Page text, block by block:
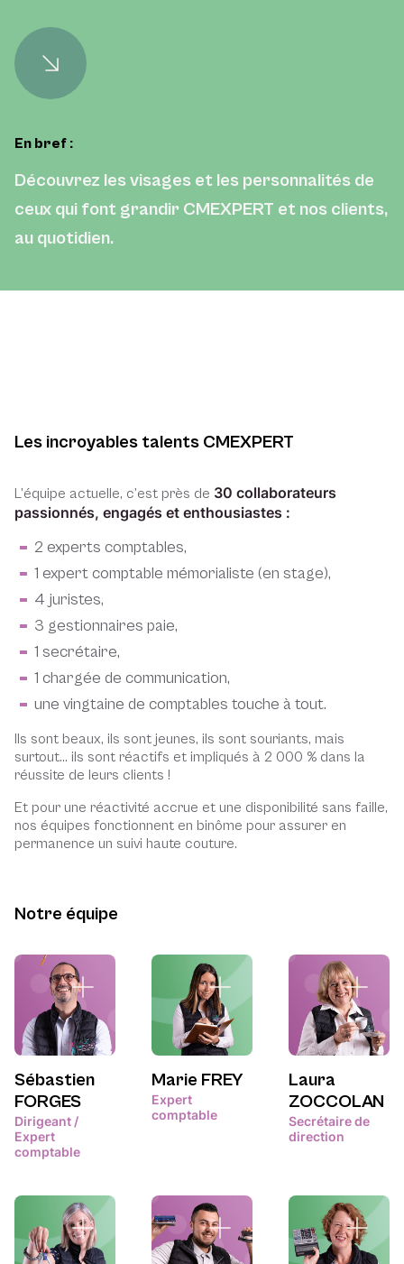
En bref :
Découvrez les visages et les personnalités de
ceux qui font grandir CMEXPERT et nos clients,
au quotidien.
Les incroyables talents CMEXPERT
L’équipe actuelle, c’est près de 30 collaborateurs
passionnés, engagés et enthousiastes :
2 experts comptables,
1 expert comptable mémorialiste (en stage),
4 juristes,
3 gestionnaires paie,
1 secrétaire,
1 chargée de communication,
une vingtaine de comptables touche à tout.
Ils sont beaux, ils sont jeunes, ils sont souriants, mais
surtout… ils sont réactifs et impliqués à 2 000 % dans la
réussite de leurs clients !
Et pour une réactivité accrue et une disponibilité sans faille,
nos équipes fonctionnent en binôme pour assurer en
permanence un suivi haute couture.
Notre équipe
Sébastien
FORGES
Dirigeant /
Expert
comptable
Marie FREY
Expert
comptable
Laura
ZOCCOLAN
Secrétaire de
direction